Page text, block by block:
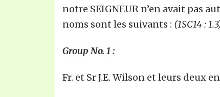
notre SEIGNEUR n’en avait pas
noms sont les suivants : (1SC14 :
Group No. 1 :
Fr. et Sr J.E. Wilson et leurs deux